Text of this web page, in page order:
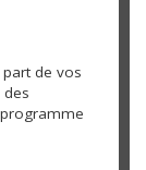
de vos